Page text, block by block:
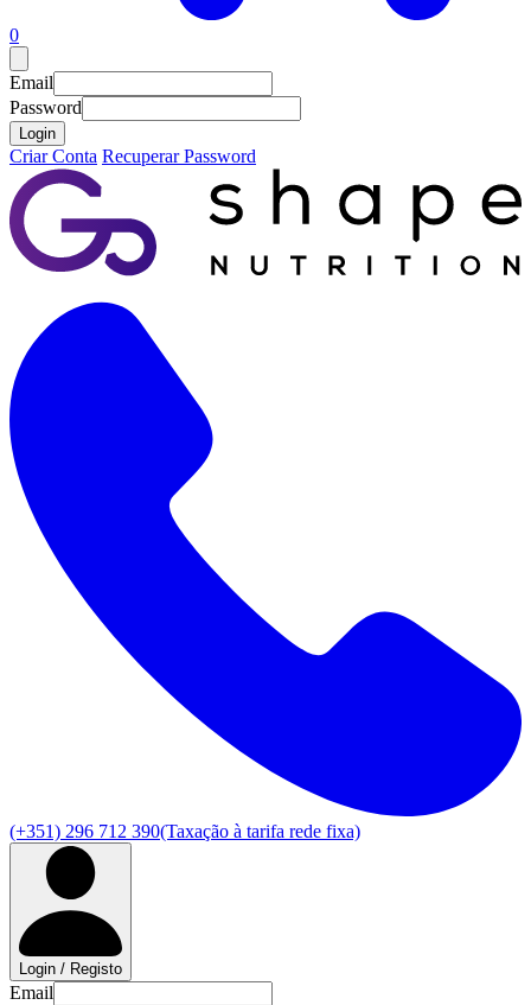
0
Email
Password
Login
Criar Conta Recuperar Password
(+351) 296 712 390(Taxação à tarifa rede fixa)
Login / Registo
Email